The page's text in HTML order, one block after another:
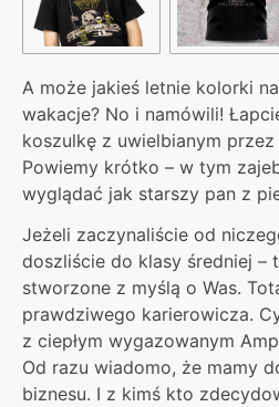
A może jakieś letnie kolorki
wakacje? No i namówili!
koszulkę z uwielbianym przez
Powiemy krótko – w tym
wyglądać jak starszy pan z
Jeżeli zaczynaliście od
doszliście do klasy średniej –
stworzone z myślą o Was.
prawdziwego karierowicza.
z ciepłym wygazowanym
Od razu wiadomo, że mamy
biznesu. I z kimś kto